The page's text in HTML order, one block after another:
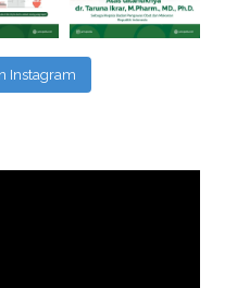
Instagram